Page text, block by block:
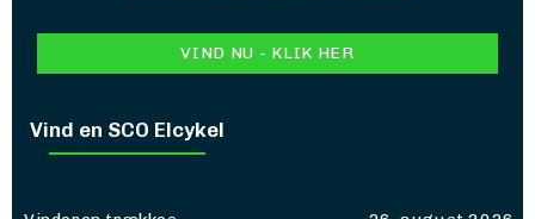
VIND NU - KLIK HER
Vind en SCO Elcykel